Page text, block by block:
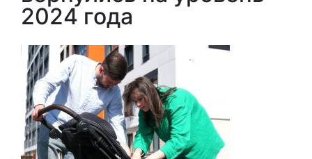
2024 года